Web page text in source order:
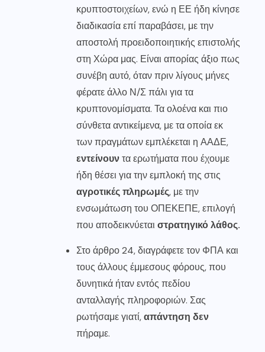
κρυπτοστοιχείων, ενώ η ΕΕ ήδη κίνησε
διαδικασία επί παραβάσει, με την
αποστολή προειδοποιητικής επιστολής
στη Χώρα μας. Είναι απορίας άξιο πως
συνέβη αυτό, όταν πριν λίγους μήνες
φέρατε άλλο Ν/Σ πάλι για τα
κρυπτονομίσματα. Τα ολοένα και πιο
σύνθετα αντικείμενα, με τα οποία εκ
των πραγμάτων εμπλέκεται η ΑΑΔΕ,
εντείνουντα ερωτήματα που έχουμε
ήδη θέσει για την εμπλοκή της στις
αγροτικές πληρωμές, με την
ενσωμάτωση του ΟΠΕΚΕΠΕ, επιλογή
που αποδεικνύεται στρατηγικό λάθος.
Στο άρθρο 24, διαγράφετε τον ΦΠΑ και
τους άλλους έμμεσους φόρους, που
δυνητικά ήταν εντός πεδίου
ανταλλαγής πληροφοριών. Σας
ρωτήσαμε γιατί,απάντηση δεν
πήραμε.